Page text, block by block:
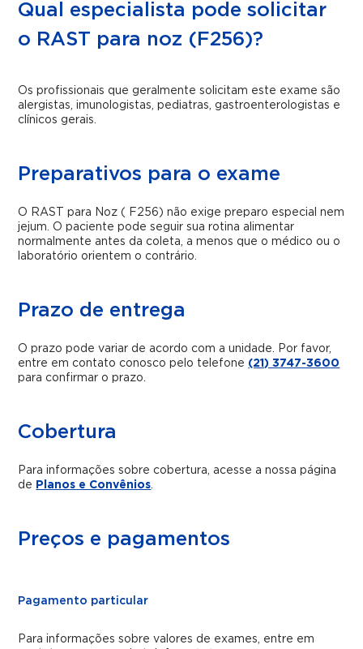
Qual especialista pode solicitar
o RAST para noz (F256)?
Os profissionais que geralmente solicitam este exame são
alergistas, imunologistas, pediatras, gastroenterologistas e
clínicos gerais.
Preparativos para o exame
O RAST para Noz ( F256) não exige preparo especial nem
jejum. O paciente pode seguir sua rotina alimentar
normalmente antes da coleta, a menos que o médico ou o
laboratório orientem o contrário.
Prazo de entrega
O prazo pode variar de acordo com a unidade. Por favor,
entre em contato conosco pelo telefone (21) 3747-3600
para confirmar o prazo.
Cobertura
Para informações sobre cobertura, acesse a nossa página
de Planos e Convênios.
Preços e pagamentos
Pagamento particular
Para informações sobre valores de exames, entre em